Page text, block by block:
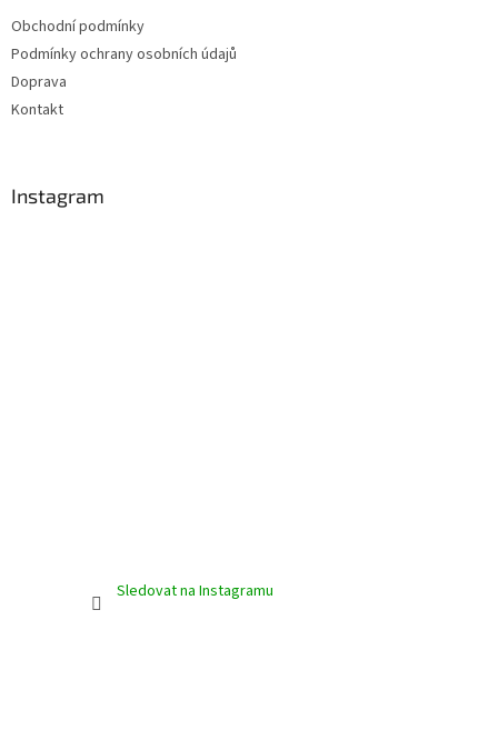
Obchodní podmínky
Podmínky ochrany osobních údajů
Doprava
Kontakt
Instagram
Sledovat na Instagramu